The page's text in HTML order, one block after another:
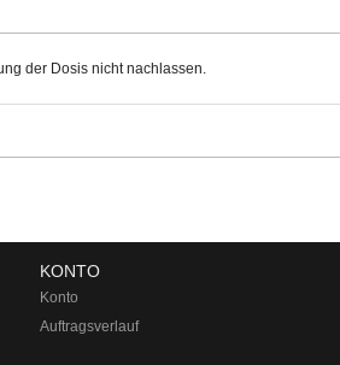
der Dosis nicht nachlassen.
KONTO
Konto
Auftragsverlauf